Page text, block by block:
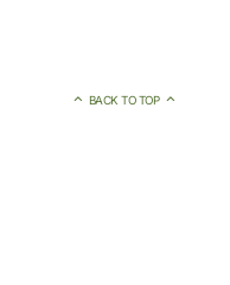
BACK TO TOP